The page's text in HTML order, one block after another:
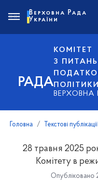
РАДА
КОМІТЕТ
З
ПОЛІТИКИ
ВЕРХОВНА
Верховна Рада
України
Головна Текстові публікації
28 травня 2025
Комітету в
Опубліковано